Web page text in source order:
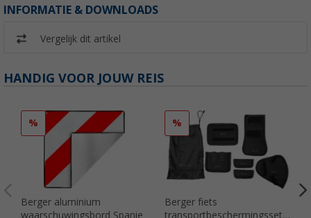
INFORMATIE & DOWNLOADS
Vergelijk dit artikel
HANDIG VOOR JOUW REIS
%
Berger aluminium
waarschuwingsbord Spanje
%
Berger fiets
transportbeschermingsset